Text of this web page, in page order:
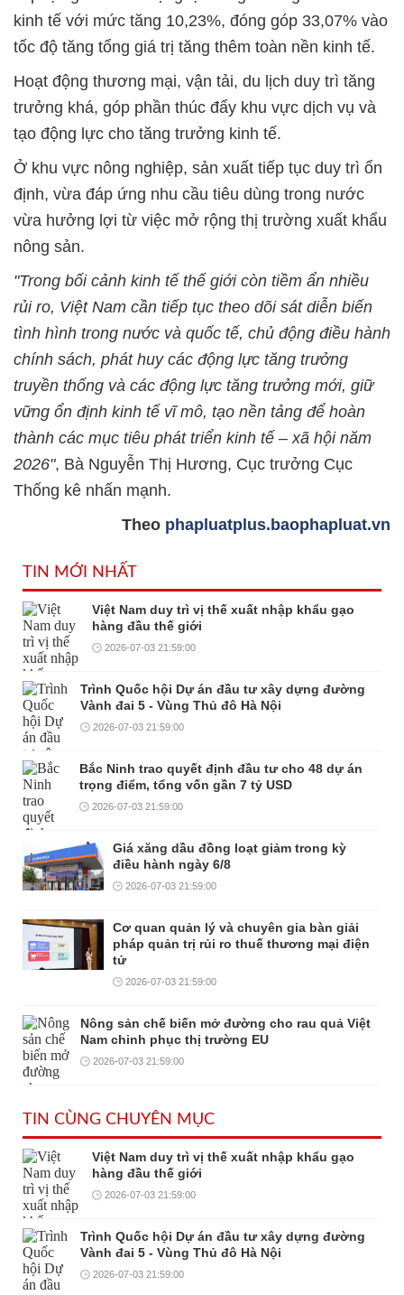
kinh tế với mức tăng 10,23%, đóng góp 33,07% vào
tốc độ tăng tổng giá trị tăng thêm toàn nền kinh tế.
Hoạt động thương mại, vận tải, du lịch duy trì tăng
trưởng khá, góp phần thúc đẩy khu vực dịch vụ và
tạo động lực cho tăng trưởng kinh tế.
Ở khu vực nông nghiệp, sản xuất tiếp tục duy trì ổn
định, vừa đáp ứng nhu cầu tiêu dùng trong nước
vừa hưởng lợi từ việc mở rộng thị trường xuất khẩu
nông sản.
"Trong bối cảnh kinh tế thế giới còn tiềm ẩn nhiều
rủi ro, Việt Nam cần tiếp tục theo dõi sát diễn biến
tình hình trong nước và quốc tế, chủ động điều hành
chính sách, phát huy các động lực tăng trưởng
truyền thống và các động lực tăng trưởng mới, giữ
vững ổn định kinh tế vĩ mô, tạo nền tảng để hoàn
thành các mục tiêu phát triển kinh tế – xã hội năm
2026", Bà Nguyễn Thị Hương, Cục trưởng Cục
Thống kê nhấn mạnh.
Theo phapluatplus.baophapluat.vn
TIN MỚI NHẤT
Việt Nam duy trì vị thế xuất nhập khẩu gạo
hàng đầu thế giới
2026-07-03 21:59:00
Trình Quốc hội Dự án đầu tư xây dựng đường
Vành đai 5 - Vùng Thủ đô Hà Nội
2026-07-03 21:59:00
Bắc Ninh trao quyết định đầu tư cho 48 dự án
trọng điểm, tổng vốn gần 7 tỷ USD
2026-07-03 21:59:00
Giá xăng dầu đồng loạt giảm trong kỳ
điều hành ngày 6/8
2026-07-03 21:59:00
Cơ quan quản lý và chuyên gia bàn giải
pháp quản trị rủi ro thuế thương mại điện
tử
2026-07-03 21:59:00
Nông sản chế biến mở đường cho rau quả Việt
Nam chinh phục thị trường EU
2026-07-03 21:59:00
TIN CÙNG CHUYÊN MỤC
Việt Nam duy trì vị thế xuất nhập khẩu gạo
hàng đầu thế giới
2026-07-03 21:59:00
Trình Quốc hội Dự án đầu tư xây dựng đường
Vành đai 5 - Vùng Thủ đô Hà Nội
2026-07-03 21:59:00